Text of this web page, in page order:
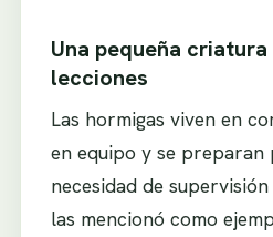
Una pequeña
lecciones
Las hormigas viven en
en equipo y se
necesidad de
las mencionó como